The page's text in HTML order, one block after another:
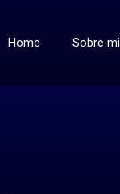
Home Sobre mi